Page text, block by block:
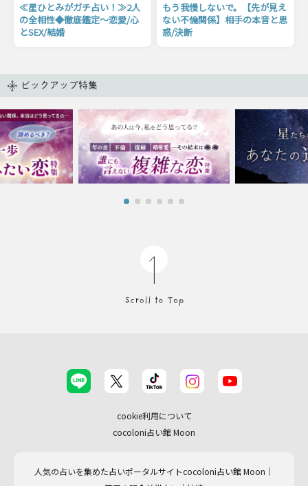
≪星ひとみがガチ占い！≫2人
の全相性◆徹底鑑定〜恋愛/心
とSEX/結婚
もう我慢しないで。【先が見え
ない不倫関係】相手の本音と思
惑/決断
ピックアップ特集
cookie利用について
cocoloni占い館 Moon
人気の占いを集めた占いポータルサイトcocoloni占い館 Moon｜